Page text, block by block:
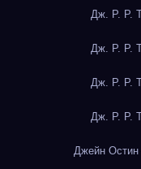
Дж. Р. Р.
Дж. Р. Р.
Дж. Р. Р.
Дж. Р. Р.
Джейн Остин